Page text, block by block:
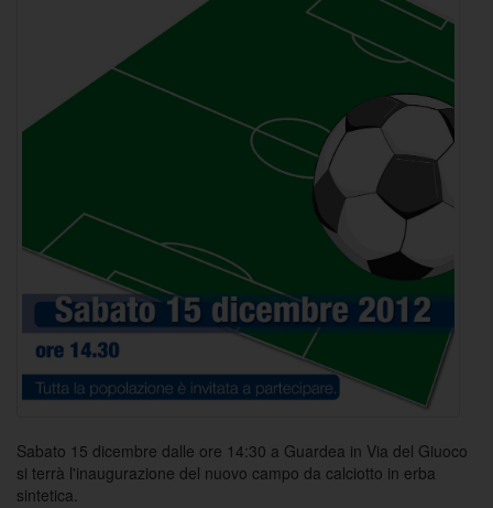
Sabato 15 dicembre dalle ore 14:30 a Guardea in Via del Giuoco
si terrà l'inaugurazione del nuovo campo da calciotto in erba
sintetica.